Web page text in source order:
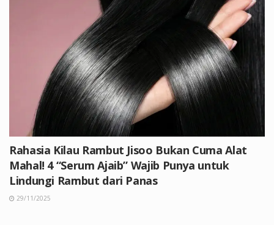
Rahasia Kilau Rambut Jisoo Bukan Cuma Alat
Mahal! 4 “Serum Ajaib” Wajib Punya untuk
Lindungi Rambut dari Panas
29/11/2025